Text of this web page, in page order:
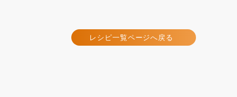
レシピ一覧ページへ戻る